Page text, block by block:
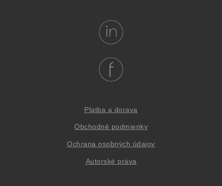
Platba a dorava
Obchodné podmienky
Ochrana osobných údajov
Autorské práva